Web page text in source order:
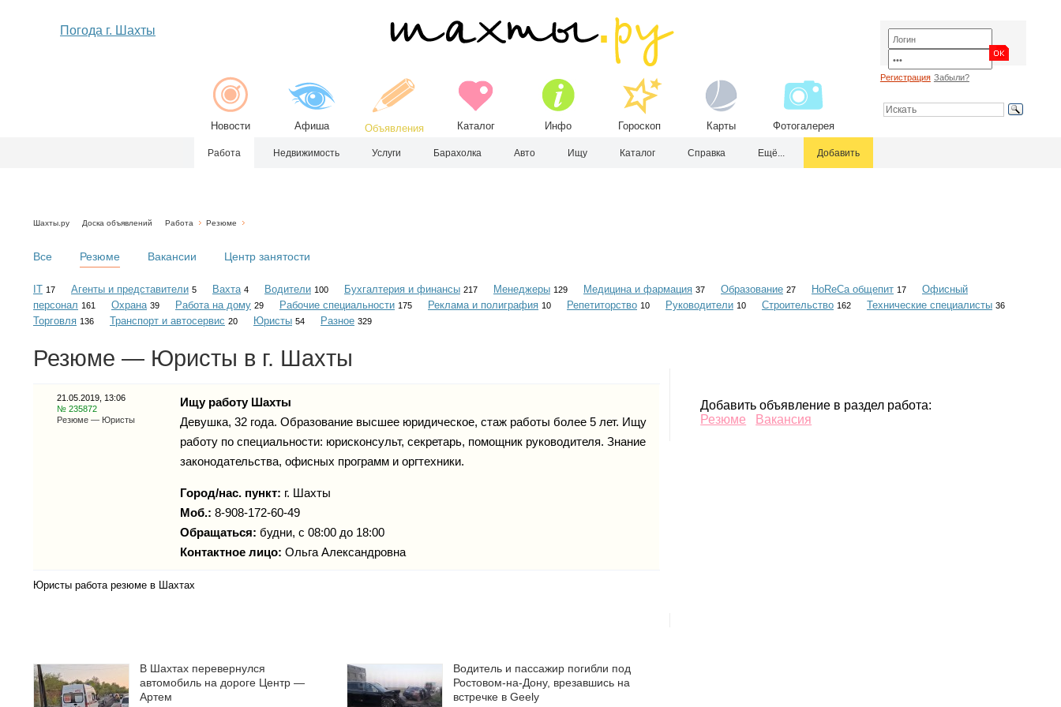
Погода г. Шахты
Новости Афиша Объявления Каталог Инфо Гороскоп Карты Фотогалерея
Регистрация Забыли?
Работа Недвижимость Услуги Барахолка Авто Ищу Каталог Справка Ещё... Добавить
Шахты.ру Доска объявлений Работа Резюме
Все Резюме Вакансии Центр занятости
IT 17 Агенты и представители 5 Вахта 4 Водители 100 Бухгалтерия и финансы 217 Менеджеры 129 Медицина и фармация 37 Образование 27 HoReCa общепит 17
Офисный
персонал 161 Охрана 39 Работа на дому 29 Рабочие специальности 175 Реклама и полиграфия 10 Репетиторство 10 Руководители 10 Строительство 162 Технические специалисты 36
Торговля 136 Транспорт и автосервис 20 Юристы 54 Разное 329
Резюме — Юристы в г. Шахты
21.05.2019, 13:06
№ 235872
Резюме — Юристы
Ищу работу Шахты
Девушка, 32 года. Образование высшее юридическое, стаж работы более 5 лет. Ищу
работу по специальности: юрисконсульт, секретарь, помощник руководителя. Знание
законодательства, офисных программ и оргтехники.
Город/нас. пункт: г. Шахты
Моб.: 8-908-172-60-49
Обращаться: будни, с 08:00 до 18:00
Контактное лицо: Ольга Александровна
Юристы работа резюме в Шахтах
Добавить объявление в раздел работа:
Резюме
Вакансия
В Шахтах перевернулся
автомобиль на дороге Центр —
Артем
Водитель и пассажир погибли под
Ростовом-на-Дону, врезавшись на
встречке в Geely